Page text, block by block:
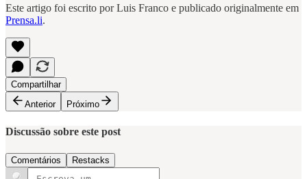
Este artigo foi escrito por Luis Franco e publicado originalmente em
Prensa.li.
Compartilhar
Anterior
Próximo
Discussão sobre este post
Comentários Restacks